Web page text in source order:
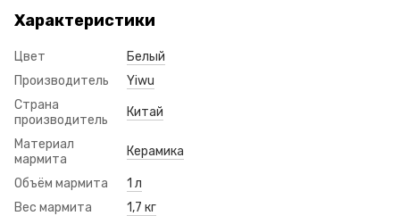
Характеристики
Цвет
Белый
Производитель
Yiwu
Страна
производитель
Китай
Материал
мармита
Керамика
Объём мармита
1 л
Вес мармита
1,7 кг